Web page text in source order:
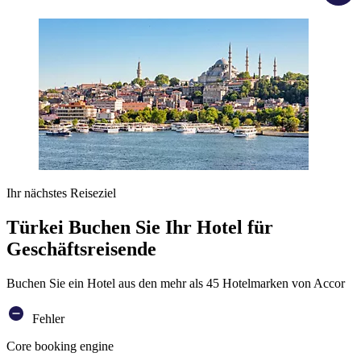
Ihr nächstes Reiseziel
Türkei Buchen Sie Ihr Hotel für
Geschäftsreisende
Buchen Sie ein Hotel aus den mehr als 45 Hotelmarken von Accor
Fehler
Core booking engine